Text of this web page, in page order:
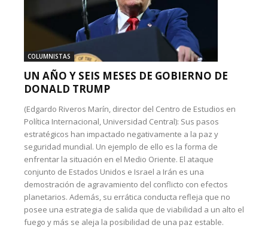
COLUMNISTAS
UN AÑO Y SEIS MESES DE GOBIERNO DE
DONALD TRUMP
(Edgardo Riveros Marín, director del Centro de Estudios en
Política Internacional, Universidad Central): Sus pasos
estratégicos han impactado negativamente a la paz y
seguridad mundial. Un ejemplo de ello es la forma de
enfrentar la situación en el Medio Oriente. El ataque
conjunto de Estados Unidos e Israel a Irán es una
demostración de agravamiento del conflicto con efectos
planetarios. Además, su errática conducta refleja que no
posee una estrategia de salida que de viabilidad a un alto el
fuego y más se aleja la posibilidad de una paz estable.